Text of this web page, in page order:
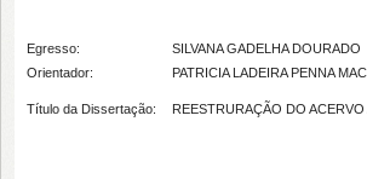
Egresso:
SILVANA GADELHA DOURADO
Orientador:
PATRICIA LADEIRA PENNA
Título da Dissertação: REESTRURAÇÃO DO